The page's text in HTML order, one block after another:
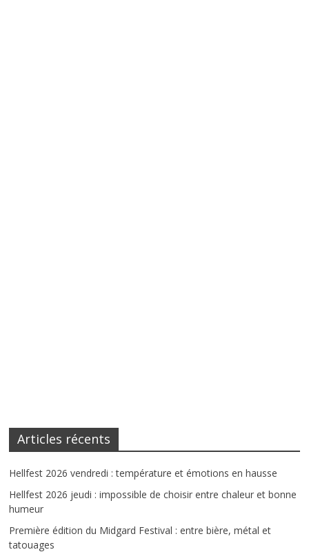
Articles récents
Hellfest 2026 vendredi : température et émotions en hausse
Hellfest 2026 jeudi : impossible de choisir entre chaleur et bonne
humeur
Première édition du Midgard Festival : entre bière, métal et
tatouages